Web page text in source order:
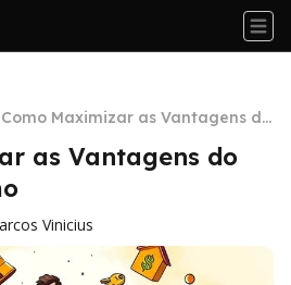
Como Maximizar as Vantagens do
Seu Empréstimo
as Vantagens do
Vinicius